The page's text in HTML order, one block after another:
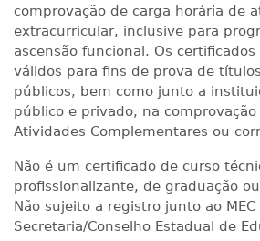
comprovação de carga horária de
extracurricular, inclusive para
ascensão funcional. Os
válidos para fins de prova de
públicos, bem como junto a
público e privado, na
Atividades Complementares ou
Não é um certificado de curso
profissionalizante, de graduação
Não sujeito a registro junto ao MEC
Secretaria/Conselho Estadual de